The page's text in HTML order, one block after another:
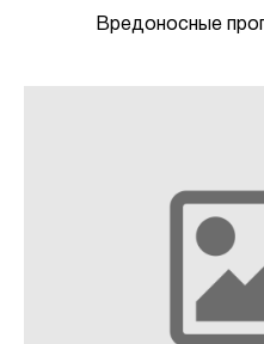
Вредоносные